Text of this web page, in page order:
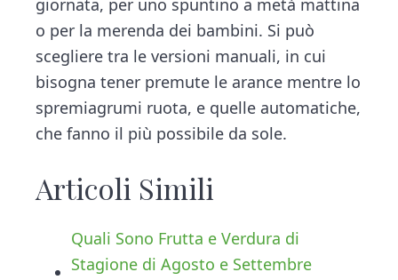
giornata, per uno spuntino a metà mattina
o per la merenda dei bambini. Si può
scegliere tra le versioni manuali, in cui
bisogna tener premute le arance mentre lo
spremiagrumi ruota, e quelle automatiche,
che fanno il più possibile da sole.
Articoli Simili
Quali Sono Frutta e Verdura di
Stagione di Agosto e Settembre